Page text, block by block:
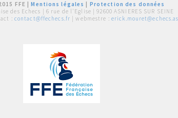
FFE |Mentions légales
Protection des données
des Echecs | 6 rue de l'Eglise | 92600 ASNIERES SUR SEINE
: contact@ffechecs.fr | webmestre :